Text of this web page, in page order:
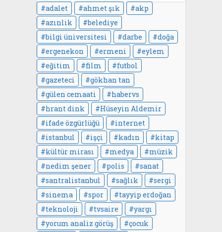
adalet ahmet şık
akp
azınlık
belediye
bilgi üniversitesi
darbe
doğa
ergenekon
ermeni
eylem
eğitim
film
futbol
gazeteci
gökhan tan
gülen cemaati
habervs
hrant dink
Hüseyin Aldemir
ifade özgürlüğü
internet
istanbul
işçi kadın
kitap
kültür mirası
medya
müzik
nedim şener
polis
sanat
santralistanbul
sağlık
sergi
sinema
spor
tayyip erdoğan
teknoloji
tvsaire
yargı
yorum analiz görüş
çocuk